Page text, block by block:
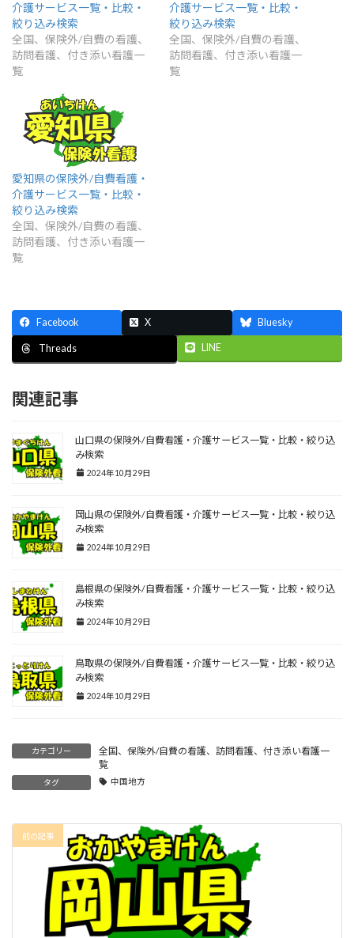
介護サービス一覧・比較・
絞り込み検索
全国、保険外/自費の看護、
訪問看護、付き添い看護一
覧
介護サービス一覧・比較・
絞り込み検索
全国、保険外/自費の看護、
訪問看護、付き添い看護一
覧
愛知県の保険外/自費看護・
介護サービス一覧・比較・
絞り込み検索
全国、保険外/自費の看護、
訪問看護、付き添い看護一
覧
Facebook X Bluesky
Threads LINE
関連記事
山口県の保険外/自費看護・介護サービス一覧・比較・絞り込
み検索
2024年10月29日
岡山県の保険外/自費看護・介護サービス一覧・比較・絞り込
み検索
2024年10月29日
島根県の保険外/自費看護・介護サービス一覧・比較・絞り込
み検索
2024年10月29日
鳥取県の保険外/自費看護・介護サービス一覧・比較・絞り込
み検索
2024年10月29日
カテゴリー
全国、保険外/自費の看護、訪問看護、付き添い看護一
覧
タグ 中国地方
前の記事